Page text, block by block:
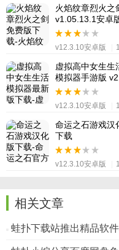
火焰纹章烈火之
v1.05.13.1安卓
v12.3.10安卓版
虚拟高中女生生
模拟器手游版
v12.3.10安卓版
命运之石游戏汉
下载
v12.3.10安卓版
相关文章
蛙扑下载站推出精品软